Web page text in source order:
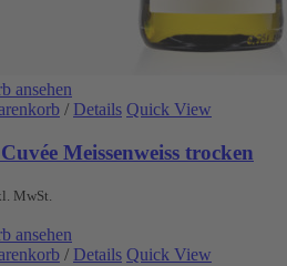
ansehen
/ Details Quick View
Meissenweiss trocken
MwSt.
ansehen
/ Details Quick View